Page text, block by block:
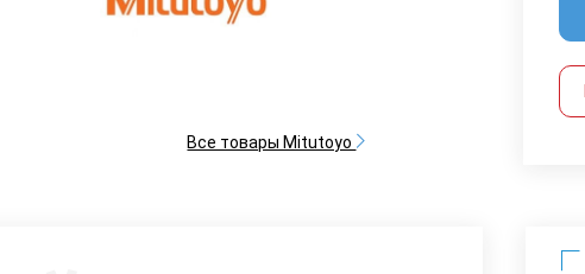
Все товары Mitutoyo